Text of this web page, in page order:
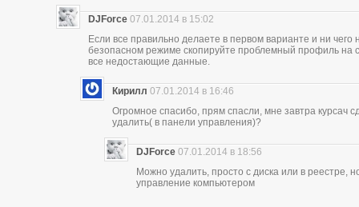
DJForce 07.01.2014 в 15:02
Если все правильно делаете в первом варианте и ни
безопасном режиме скопируйте проблемный профиль на
все недостающие данные.
Кирилл 07.01.2014 в 16:46
Огромное спасибо, прям спасли, мне завтра курсач
удалить( в панели управления)?
DJForce 07.01.2014 в 18:56
Можно удалить, просто с диска или в реестре,
управление компьютером